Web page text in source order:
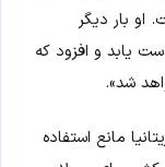
او بار دیگر
یابد و افزود که
مانع استفاده